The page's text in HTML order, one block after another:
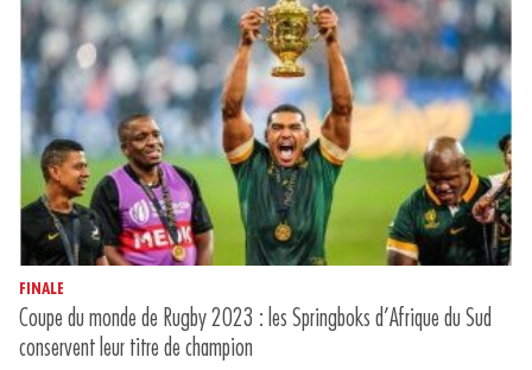
FINALE
Coupe du monde de Rugby 2023 : les Springboks d’Afrique du Sud
conservent leur titre de champion